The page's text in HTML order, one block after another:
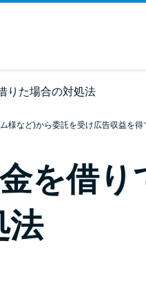
りた場合の対処法
など)から委託を受け広告収益を得
を借
法